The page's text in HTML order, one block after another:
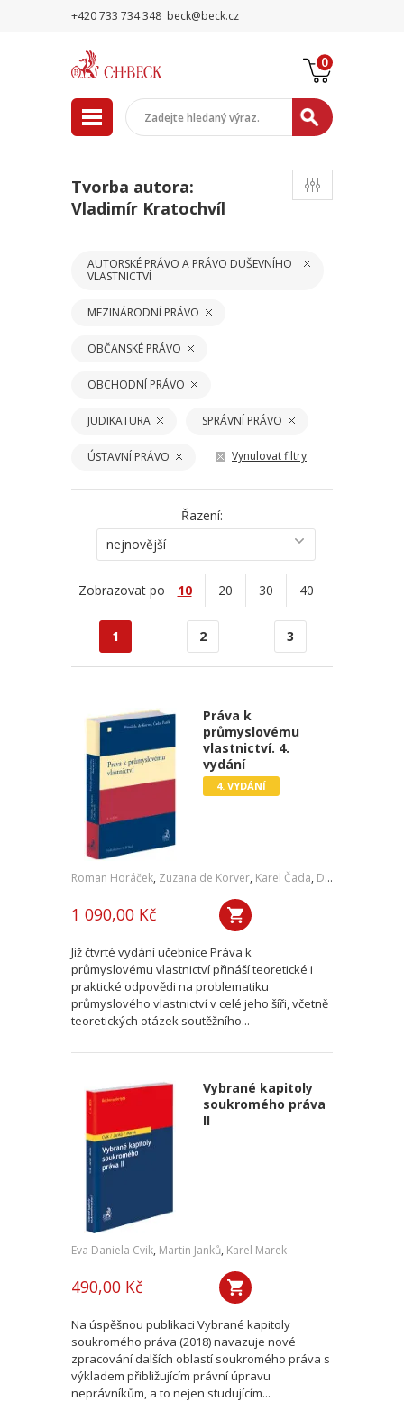
+420 733 734 348 beck@beck.cz
0
Tvorba autora:
Vladimír Kratochvíl
AUTORSKÉ PRÁVO A PRÁVO DUŠEVNÍHO
VLASTNICTVÍ
MEZINÁRODNÍ PRÁVO
OBČANSKÉ PRÁVO
OBCHODNÍ PRÁVO
JUDIKATURA SPRÁVNÍ PRÁVO
ÚSTAVNÍ PRÁVO Vynulovat filtry
Řazení:
nejnovější
Zobrazovat po 10 20 30 40
1 2 3
Práva k
průmyslovému
vlastnictví. 4.
vydání
4. VYDÁNÍ
Roman Horáček, Zuzana de Korver, Karel Čada, Daniel Patěk
1 090,00 Kč
Již čtvrté vydání učebnice Práva k
průmyslovému vlastnictví přináší teoretické i
praktické odpovědi na problematiku
průmyslového vlastnictví v celé jeho šíři, včetně
teoretických otázek soutěžního...
Vybrané kapitoly
soukromého práva
II
Eva Daniela Cvik, Martin Janků, Karel Marek
490,00 Kč
Na úspěšnou publikaci Vybrané kapitoly
soukromého práva (2018) navazuje nové
zpracování dalších oblastí soukromého práva s
výkladem přibližujícím právní úpravu
neprávníkům, a to nejen studujícím...